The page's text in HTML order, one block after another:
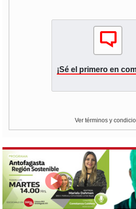
¡Sé el primero en
Ver términos y